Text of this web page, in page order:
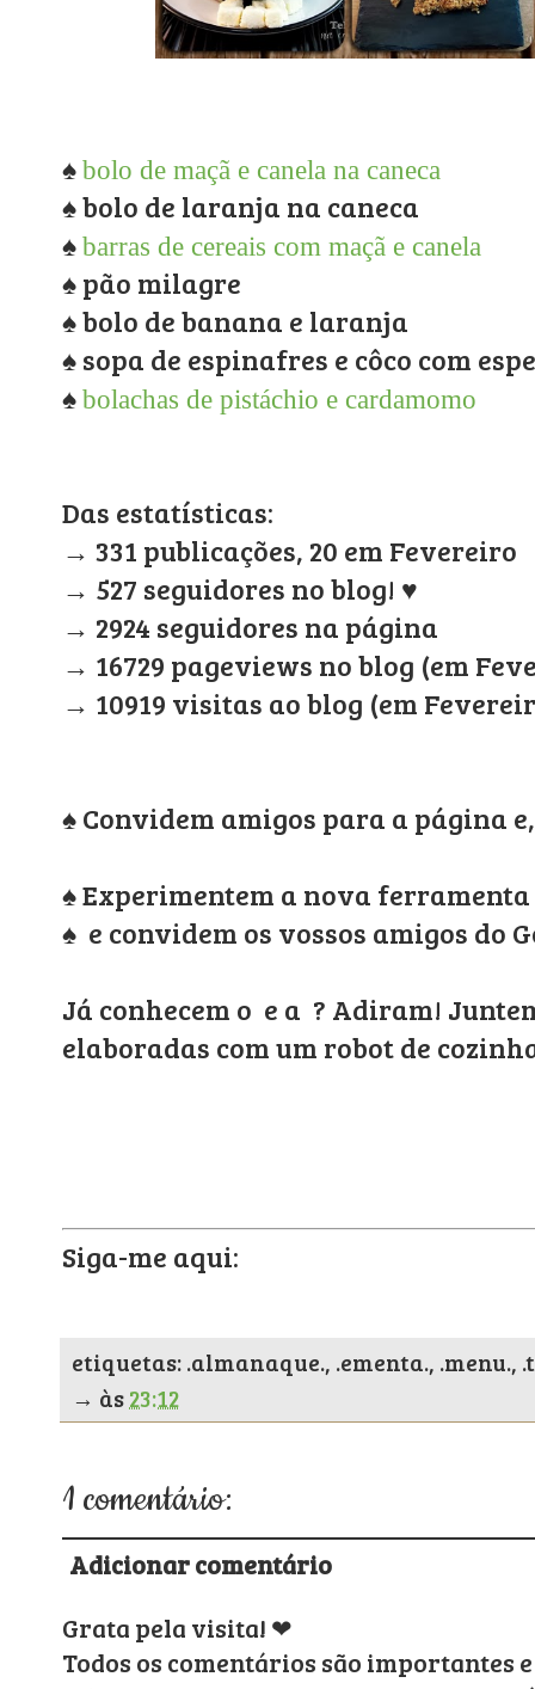
♠bolo de maçã e canela na caneca
♠bolo de laranja na caneca
♠barras de cereais com maçã e canela
♠pão milagre
♠bolo de banana e laranja
♠sopa de espinafres e côco com
♠bolachas de pistáchio e cardamomo
Das estatísticas:
→ 331 publicações, 20 em Fevereiro
→ 527 seguidores no blog! ♥
→ 2924 seguidores na página
→ 16729 pageviews no blog (em
→ 10919 visitas ao blog (em
♠ Convidem amigos para a página
♠ Experimentem a nova
♠ e convidem os vossos amigos do
Já conhecem o e a ? Adiram!
elaboradas com um robot de
Siga-me aqui:
etiquetas: .almanaque., .ementa., .menu.,
→ às23:12
1 comentário:
Adicionar comentário
Grata pela visita! ❤
Todos os comentários são importantes